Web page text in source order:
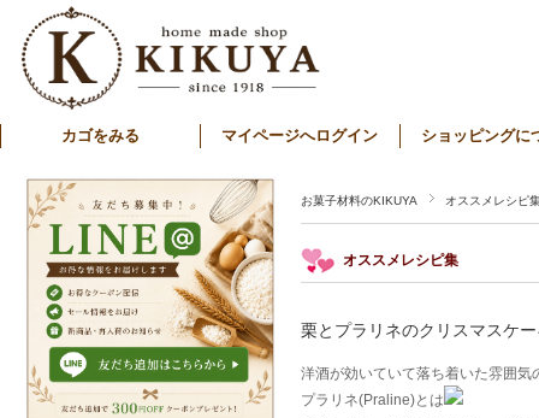
カゴをみる マイページへログイン ショッピングに
お菓子材料のKIKUYA オススメレシピ
オススメレシピ集
栗とプラリネのクリスマスケ
洋酒が効いていて落ち着いた雰囲気
プラリネ(Praline)とは